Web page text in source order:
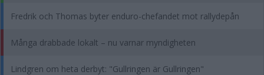
Fredrik och Thomas byter enduro-chefandet mot rallydepån
Många drabbade lokalt – nu varnar myndigheten
Lindgren om heta derbyt: "Gullringen är Gullringen"